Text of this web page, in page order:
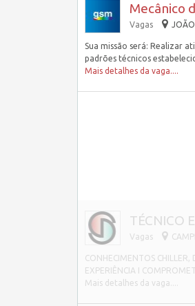
Mecânico
Vagas JOÃO
Sua missão será: Realizar
padrões técnicos
Mais detalhes da vaga....
TÉCNICO
Vagas
CONHECIMENTOS CHILLER,
EXPERIÊNCIA I
Mais detalhes da vaga....